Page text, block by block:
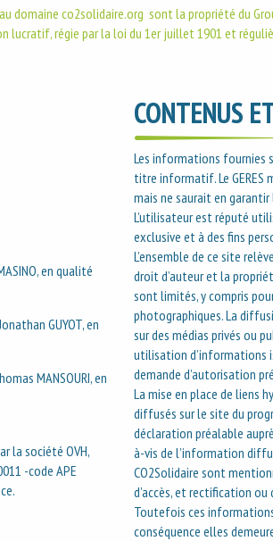
domaine co2solidaire.org sont la propriété du
lucratif, régie par la loi du 1er juillet 1901 et
en qualité
GUYOT, en
MANSOURI, en
la société OVH,
-code APE
CONTENUS
Les informations fournies
titre informatif. Le
mais ne saurait en
L’utilisateur est réputé
exclusive et à des fins
L’ensemble de ce site
droit d’auteur et la
sont limités, y compris
photographiques. La
sur des médias privés ou
utilisation d’informations
demande d’autorisation
La mise en place de liens
diffusés sur le site du
déclaration préalable
à-vis de l’information
CO2Solidaire sont
d’accès, et rectification
Toutefois ces
conséquence elles